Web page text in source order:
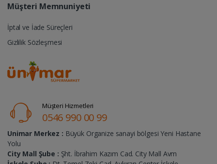
Müşteri Memnuniyeti
İptal ve İade Süreçleri
Gizlilik Sözleşmesi
Müşteri Hizmetleri
0546 990 00 99
Unimar Merkez : Büyük Organize sanayi bölgesi Yeni Hastane
Yolu
City Mall Şube : Şht. İbrahim Kazım Cad. City Mall Avm